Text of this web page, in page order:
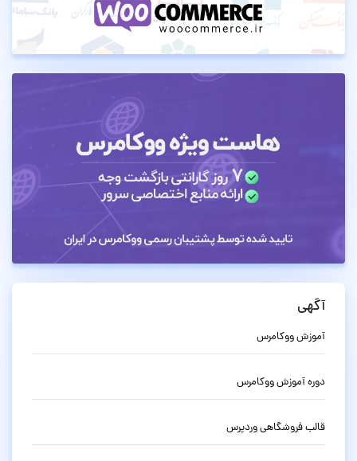
آگهی
آموزش ووکامرس
دوره آموزش ووکامرس
قالب فروشگاهی وردپرس